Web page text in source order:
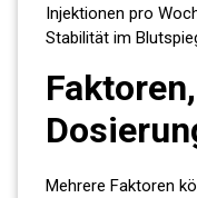
Injektionen pro
Stabilität im
Mehrere Faktoren